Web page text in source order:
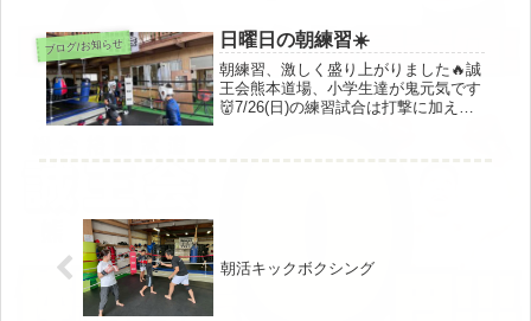
語を教えました笑)民泊cafe&bar
gootarianと併設のため...
ブログ/お知らせ 日曜日の朝練習☀️
朝練習、激しく盛り上がりました🔥誠
王会熊本道場、小学生達が鬼元気です
👹7/26(日)の練習試合は打撃に加え、
生からMMA、やってみませんか？？
朝活キックボクシング